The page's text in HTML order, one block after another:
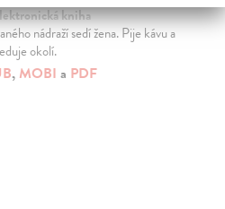
kniha
nádraží sedí žena. Pije kávu a
okolí.
, MOBI a PDF